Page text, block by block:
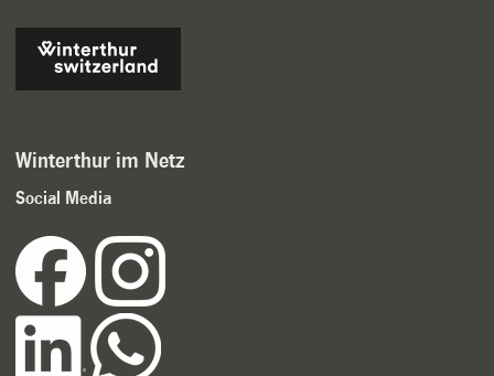
Winterthur im Netz
Social Media